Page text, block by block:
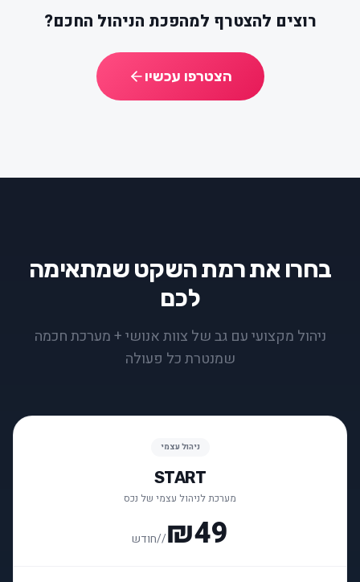
רוצים להצטרף למהפכת הניהול החכם?
הצטרפו עכשיו
בחרו את רמת השקט שמתאימה
לכם
ניהול מקצועי עם גב של צוות אנושי + מערכת חכמה
שמנטרת כל פעולה
ניהול עצמי
START
מערכת לניהול עצמי של נכס
₪49
//חודש